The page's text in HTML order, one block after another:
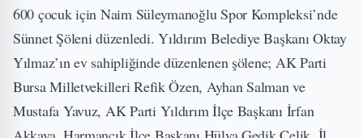
600 çocuk için Naim Süleymanoğlu Spor Kompleksi’nde
Sünnet Şöleni düzenledi. Yıldırım Belediye Başkanı Oktay
Yılmaz’ın ev sahipliğinde düzenlenen şölene; AK Parti
Bursa Milletvekilleri Refik Özen, Ayhan Salman ve
Mustafa Yavuz, AK Parti Yıldırım İlçe Başkanı İrfan